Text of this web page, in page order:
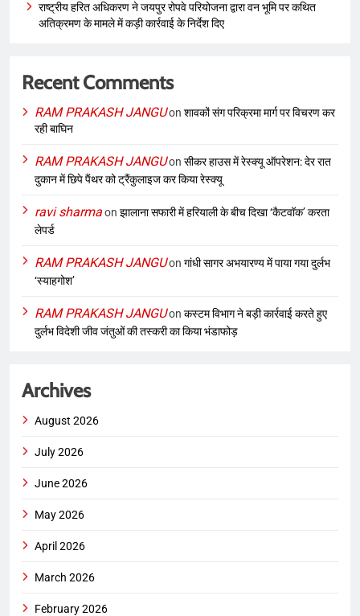
राष्ट्रीय हरित अधिकरण ने जयपुर रोपवे परियोजना द्वारा वन भूमि पर कथित
अतिक्रमण के मामले में कड़ी कार्रवाई के निर्देश दिए
Recent Comments
RAM PRAKASH JANGUon शावकों संग परिक्रमा मार्ग पर विचरण कर
रही बाघिन
RAM PRAKASH JANGUon सीकर हाउस में रेस्क्यू ऑपरेशन: देर रात
दुकान में छिपे पैंथर को ट्रैंकुलाइज कर किया रेस्क्यू
ravi sharmaon झालाना सफारी में हरियाली के बीच दिखा ‘कैटवॉक’ करता
लेपर्ड
RAM PRAKASH JANGUon गांधी सागर अभयारण्य में पाया गया दुर्लभ
‘स्याहगोश’
RAM PRAKASH JANGUon कस्टम विभाग ने बड़ी कार्रवाई करते हुए
दुर्लभ विदेशी जीव जंतुओं की तस्करी का किया भंडाफोड़
Archives
August 2026
July 2026
June 2026
May 2026
April 2026
March 2026
February 2026